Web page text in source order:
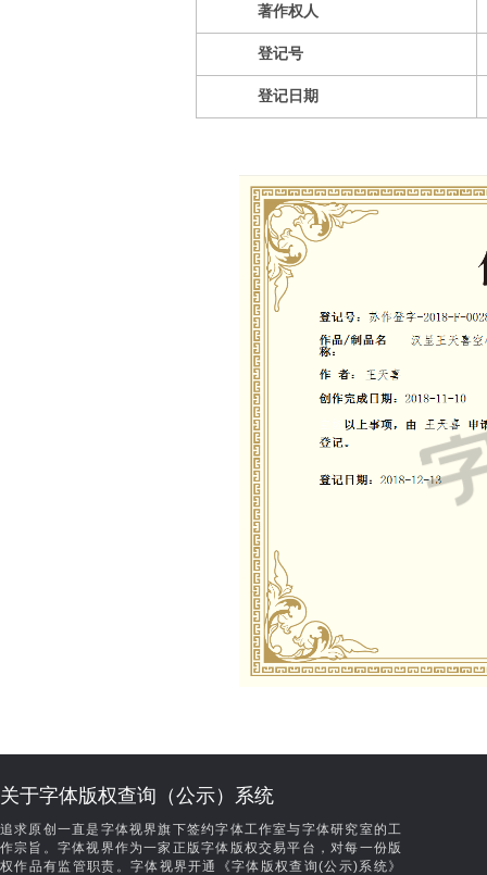
著作权人
登记号
登记日期
关于字体版权查询（公示）系统
追求原创一直是字体视界旗下签约字体工作室与字体研究室的工
作宗旨。字体视界作为一家正版字体版权交易平台，对每一份版
权作品有监管职责。字体视界开通《字体版权查询(公示)系统》